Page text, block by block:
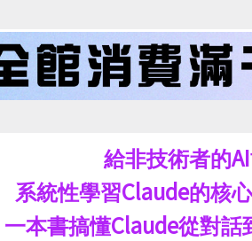
件、遠端控制
AI 代理人
給非技術者的AI
系統性學習Claude的核
一本書搞懂Claude從對話